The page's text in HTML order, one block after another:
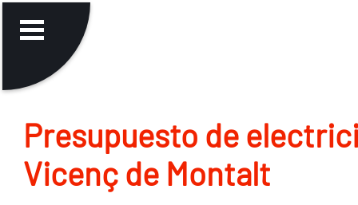
Presupuesto de
Vicenç de Montalt